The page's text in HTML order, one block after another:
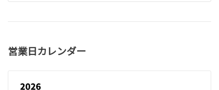
営業日カレンダー